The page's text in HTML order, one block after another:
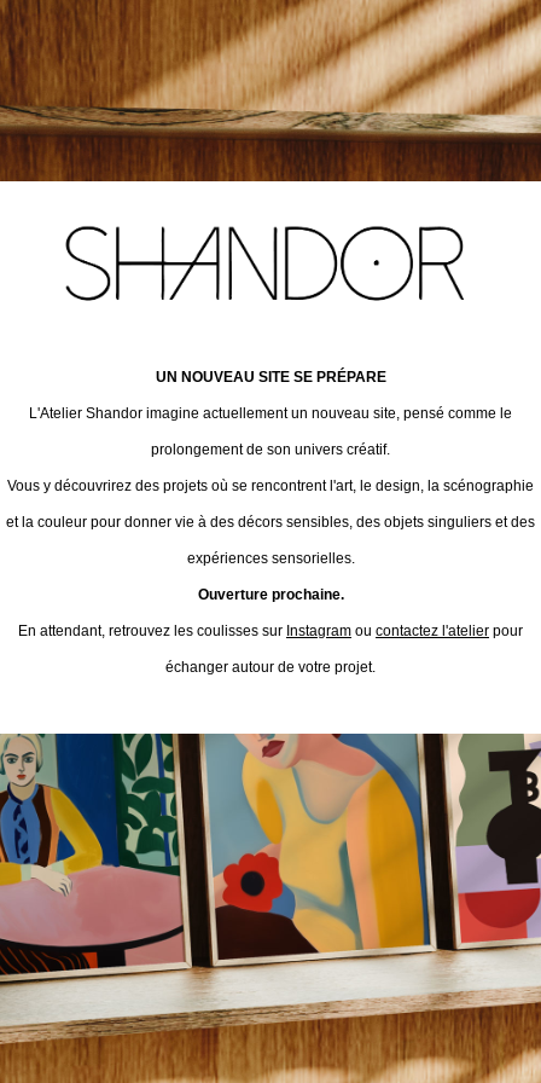
UN NOUVEAU SITE SE PRÉPARE
L'Atelier Shandor imagine actuellement un nouveau site, pensé comme le
prolongement de son univers créatif.
Vous y découvrirez des projets où se rencontrent l'art, le design, la scénographie
et la couleur pour donner vie à des décors sensibles, des objets singuliers et des
expériences sensorielles.
Ouverture prochaine.
En attendant, retrouvez les coulisses sur Instagram ou contactez l'atelier pour
échanger autour de votre projet.